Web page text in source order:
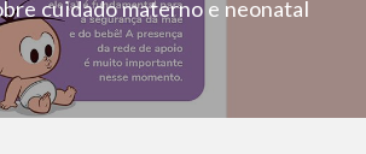
cuidado materno e neonatal